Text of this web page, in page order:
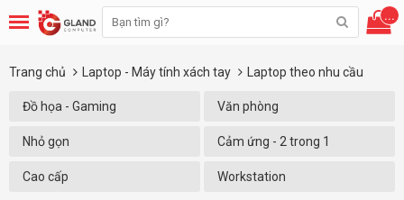
...
Trang chủ Laptop - Máy tính xách tay Laptop theo nhu cầu
Đồ họa - Gaming Văn phòng
Nhỏ gọn Cảm ứng - 2 trong 1
Cao cấp Workstation